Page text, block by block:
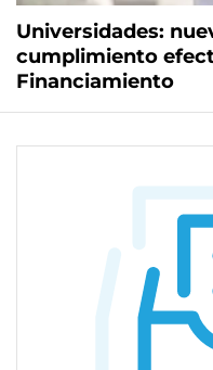
Universidades:
cumplimiento
Financiamiento